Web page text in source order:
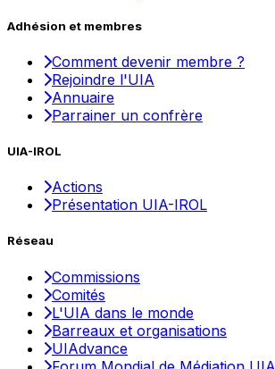
Adhésion et membres
Comment devenir membre ?
Rejoindre l'UIA
Annuaire
Parrainer un confrère
UIA-IROL
Actions
Présentation UIA-IROL
Réseau
Commissions
Comités
L'UIA dans le monde
Barreaux et organisations
UIAdvance